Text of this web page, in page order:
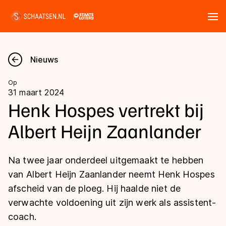
Nieuws
Kalender
Disciplines
Langebaan
Shorttrack
Inlineskaten
Uitslagen
Langebaan
Shorttrack
Marathon
Tijden & historie
Ranglijsten Langebaan
Nieuws
Op
31 maart 2024
Henk Hospes vertrekt bij
Albert Heijn Zaanlander
Na twee jaar onderdeel uitgemaakt te hebben
van Albert Heijn Zaanlander neemt Henk Hospes
afscheid van de ploeg. Hij haalde niet de
verwachte voldoening uit zijn werk als assistent-
coach.